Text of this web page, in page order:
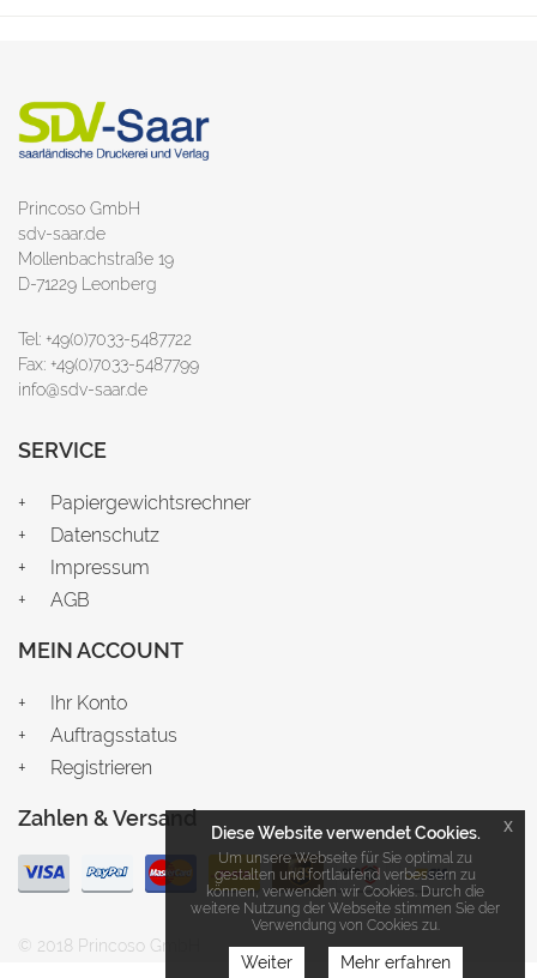
Princoso GmbH
sdv-saar.de
Mollenbachstraße 19
D-71229 Leonberg
Tel: +49(0)7033-5487722
Fax: +49(0)7033-5487799
info@sdv-saar.de
SERVICE
Papiergewichtsrechner
Datenschutz
Impressum
AGB
MEIN ACCOUNT
Ihr Konto
Auftragsstatus
Registrieren
Zahlen & Versand
© 2018 Princoso GmbH
Diese Website verwendet Cookies.
Um unsere Webseite für Sie optimal zu
gestalten und fortlaufend verbessern zu
können, verwenden wir Cookies. Durch die
weitere Nutzung der Webseite stimmen Sie der
Verwendung von Cookies zu.
Weiter Mehr erfahren
x